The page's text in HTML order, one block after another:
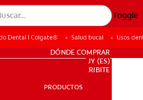
Toggle
PARA PROFESIONALES
DÓNDE COMPRAR
UY (ES)
SUSCRIBITE
PRODUCTOS
Dental | Colgate® Salud bucal Usos